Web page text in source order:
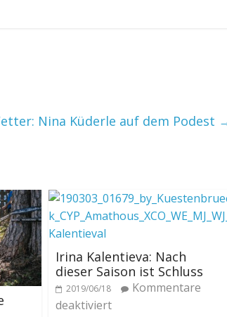
Nina Küderle auf dem Podest
Irina Kalentieva: Nach
dieser Saison ist Schluss
2019/06/18
Kommentare
deaktiviert